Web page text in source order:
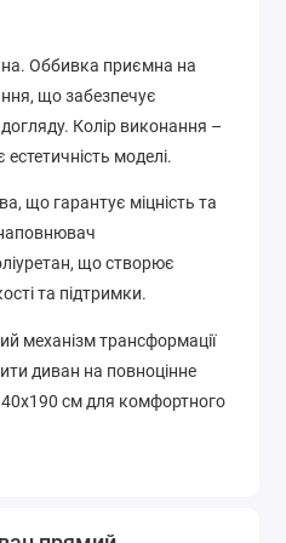
Оббивка приємна на
що забезпечує
догляду. Колір виконання –
моделі.
що гарантує міцність та
наповнювач
що створює
та підтримки.
механізм трансформації
диван на повноцінне
см для комфортного